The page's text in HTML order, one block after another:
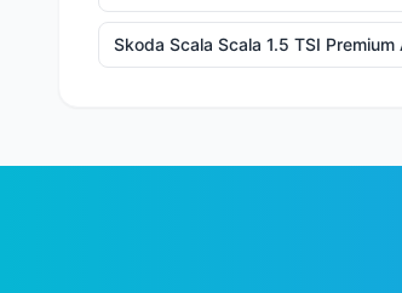
Skoda Scala Scala 1.5 TSI Premium